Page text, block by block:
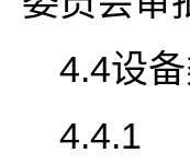
4.4设
4.4.1